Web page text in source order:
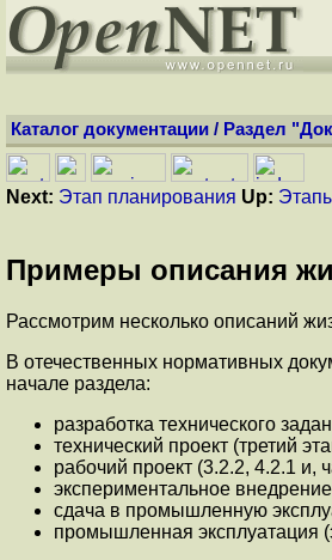
Каталог документации / Раздел
Next: Этап планирования Up:
Примеры описания
Рассмотрим несколько описаний
В отечественных нормативных
начале раздела:
разработка технического
технический проект (третий
рабочий проект (3.2.2, 4.2.1 и,
экспериментальное
сдача в промышленную
промышленная эксплуатация